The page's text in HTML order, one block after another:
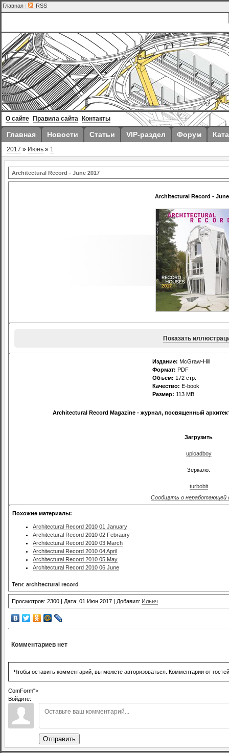
Главная | RSS
О сайте Правила сайта Контакты
Главная Новости Статьи VIP-раздел Форум
2017 » Июнь » 1
Architectural Record - June 2017
Architectural Record - June
Показать
Издание: McGraw-Hill
Формат: PDF
Объем: 172 стр.
Качество: E-book
Размер: 113 МВ
Architectural Record Magazine - журнал, посвященный
Загрузить
uploadboy
Зеркало:
turbobit
Сообщить о неработающей
Похожие материалы:
Architectural Record 2010 01 January
Architectural Record 2010 02 Febraury
Architectural Record 2010 03 March
Architectural Record 2010 04 April
Architectural Record 2010 05 May
Architectural Record 2010 06 June
Теги: architectural record
Просмотров: 2300 | Дата: 01 Июн 2017 | Добавил: Ильич
Комментариев нет
Чтобы оставить комментарий, вы можете авторизоваться. Комментарии от
ComForm">
Войдите:
Отправить